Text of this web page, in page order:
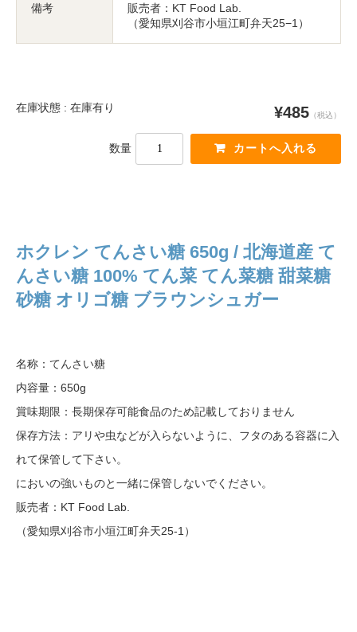
備考
販売者：KT Food Lab.
（愛知県刈谷市小垣江町弁天25−1）
在庫状態 : 在庫有り ¥485 （税込）
数量
ホクレン てんさい糖 650g / 北海道産 て
んさい糖 100% てん菜 てん菜糖 甜菜糖
砂糖 オリゴ糖 ブラウンシュガー
名称：てんさい糖
内容量：650g
賞味期限：長期保存可能食品のため記載しておりません
保存方法：アリや虫などが入らないように、フタのある容器に入
れて保管して下さい。
においの強いものと一緒に保管しないでください。
販売者：KT Food Lab.
（愛知県刈谷市小垣江町弁天25-1）